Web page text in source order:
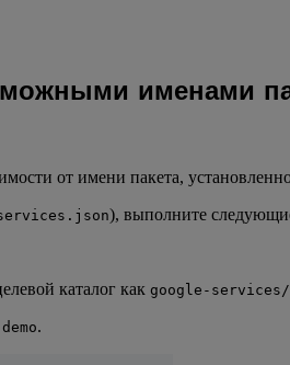
именами
от имени пакета,
), выполните
каталог как google-services/
.